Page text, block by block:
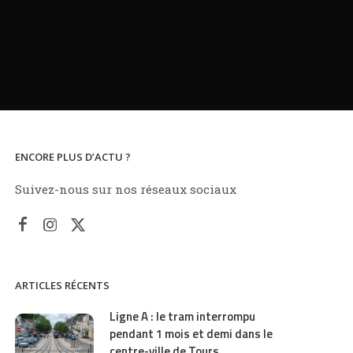
ENCORE PLUS D’ACTU ?
Suivez-nous sur nos réseaux sociaux
ARTICLES RÉCENTS
Ligne A : le tram interrompu
pendant 1 mois et demi dans le